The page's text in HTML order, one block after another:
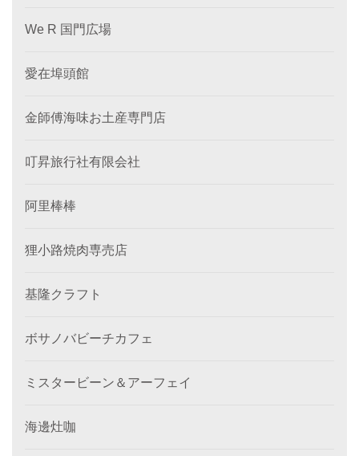
We R 国門広場
愛在埠頭館
金師傅海味お土産専門店
叮昇旅行社有限会社
阿里棒棒
狸小路焼肉専売店
基隆クラフト
ボサノバビーチカフェ
ミスタービーン＆アーフェイ
海邊灶咖